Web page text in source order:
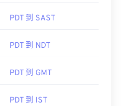
PDT 到 SAST
PDT 到 NDT
PDT 到 GMT
PDT 到 IST